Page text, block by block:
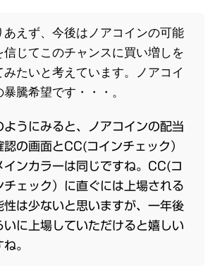
あえず、今後はノアコインの可能
信じてこのチャンスに買い増しを
みたいと考えています。ノアコイ
暴騰希望です・・・。
ようにみると、ノアコインの配当
認の画面とCC(コインチェック）
インカラーは同じですね。CC(コ
チェック）に直ぐには上場される
性は少ないと思いますが、一年後
いに上場していただけると嬉しい
。